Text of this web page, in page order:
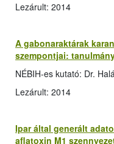
Lezárult: 2014
A gabonaraktárak
szempontjai:
NÉBIH-es kutató: Dr.
Lezárult: 2014
Ipar által generált
aflatoxin M1